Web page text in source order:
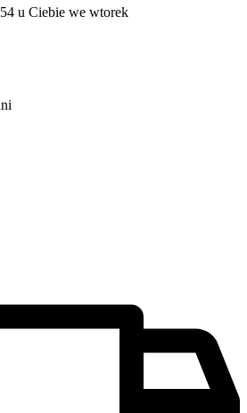
53 u Ciebie we wtorek